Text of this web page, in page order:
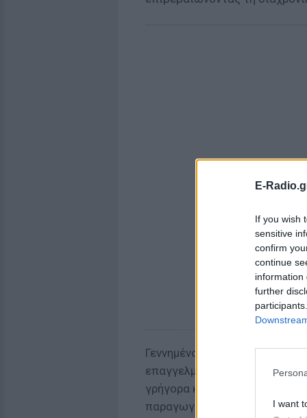
E-
If you wish
sensitive
confirm
continue
information
further
I want
Γεννημένος στην Αθήνα το
επαγγελματική του πορεία
γρήγορα καθιερώθηκε ως
παραγωγούς. Συνεργάστηκε